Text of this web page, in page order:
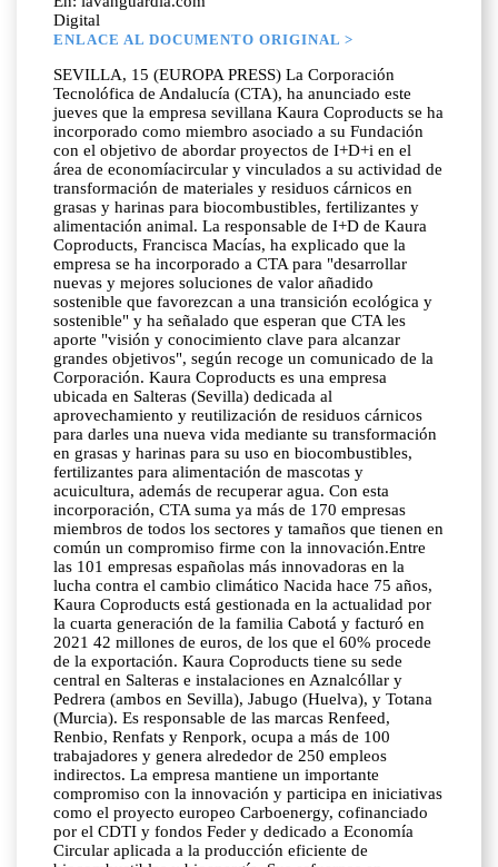
Digital
ENLACE AL DOCUMENTO ORIGINAL >
SEVILLA, 15 (EUROPA PRESS) La Corporación
Tecnolófica de Andalucía (CTA), ha anunciado este
jueves que la empresa sevillana Kaura Coproducts se ha
incorporado como miembro asociado a su Fundación
con el objetivo de abordar proyectos de I+D+i en el
área de economíacircular y vinculados a su actividad de
transformación de materiales y residuos cárnicos en
grasas y harinas para biocombustibles, fertilizantes y
alimentación animal. La responsable de I+D de Kaura
Coproducts, Francisca Macías, ha explicado que la
empresa se ha incorporado a CTA para "desarrollar
nuevas y mejores soluciones de valor añadido
sostenible que favorezcan a una transición ecológica y
sostenible" y ha señalado que esperan que CTA les
aporte "visión y conocimiento clave para alcanzar
grandes objetivos", según recoge un comunicado de la
Corporación. Kaura Coproducts es una empresa
ubicada en Salteras (Sevilla) dedicada al
aprovechamiento y reutilización de residuos cárnicos
para darles una nueva vida mediante su transformación
en grasas y harinas para su uso en biocombustibles,
fertilizantes para alimentación de mascotas y
acuicultura, además de recuperar agua. Con esta
incorporación, CTA suma ya más de 170 empresas
miembros de todos los sectores y tamaños que tienen en
común un compromiso firme con la innovación.Entre
las 101 empresas españolas más innovadoras en la
lucha contra el cambio climático Nacida hace 75 años,
Kaura Coproducts está gestionada en la actualidad por
la cuarta generación de la familia Cabotá y facturó en
2021 42 millones de euros, de los que el 60% procede
de la exportación. Kaura Coproducts tiene su sede
central en Salteras e instalaciones en Aznalcóllar y
Pedrera (ambos en Sevilla), Jabugo (Huelva), y Totana
(Murcia). Es responsable de las marcas Renfeed,
Renbio, Renfats y Renpork, ocupa a más de 100
trabajadores y genera alrededor de 250 empleos
indirectos. La empresa mantiene un importante
compromiso con la innovación y participa en iniciativas
como el proyecto europeo Carboenergy, cofinanciado
por el CDTI y fondos Feder y dedicado a Economía
Circular aplicada a la producción eficiente de